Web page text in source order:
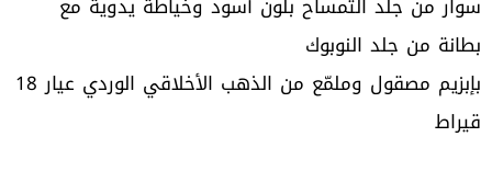
بطانة من جلد النوبوك
بإبزيم مصقول وملمّع من الذهب الأخلاقي الوردي عيار 18
قيراط